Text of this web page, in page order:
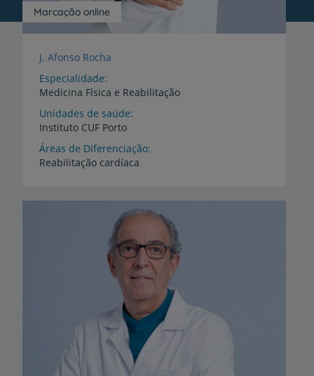
Marcação online
J. Afonso Rocha
Especialidade
Medicina Física e Reabilitação
Unidades de saúde
Instituto CUF Porto
Áreas de Diferenciação
Reabilitação cardíaca